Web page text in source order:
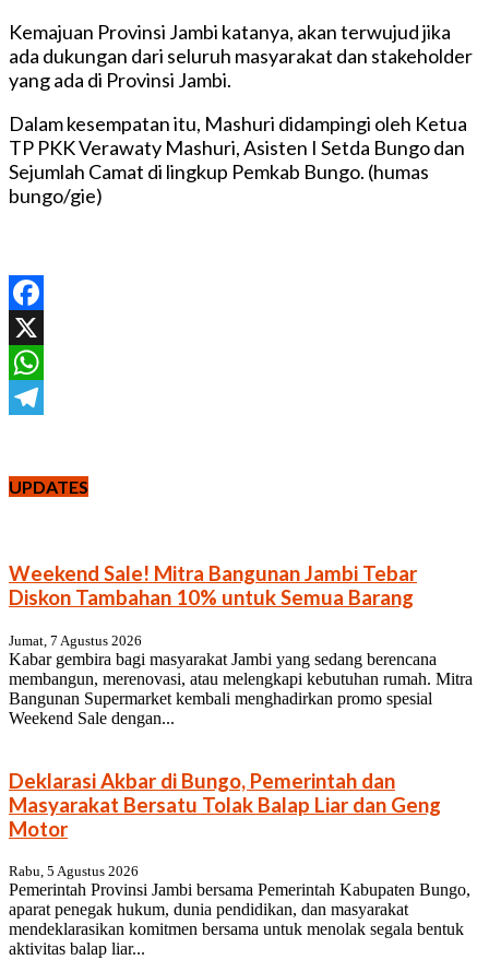
Kemajuan Provinsi Jambi katanya, akan terwujud jika
ada dukungan dari seluruh masyarakat dan stakeholder
yang ada di Provinsi Jambi.
Dalam kesempatan itu, Mashuri didampingi oleh Ketua
TP PKK Verawaty Mashuri, Asisten I Setda Bungo dan
Sejumlah Camat di lingkup Pemkab Bungo. (humas
bungo/gie)
Facebook
X
WhatsApp
UPDATES
Weekend Sale! Mitra Bangunan Jambi Tebar
Diskon Tambahan 10% untuk Semua Barang
Jumat, 7 Agustus 2026
Kabar gembira bagi masyarakat Jambi yang sedang berencana
membangun, merenovasi, atau melengkapi kebutuhan rumah. Mitra
Bangunan Supermarket kembali menghadirkan promo spesial
Weekend Sale dengan...
Deklarasi Akbar di Bungo, Pemerintah dan
Masyarakat Bersatu Tolak Balap Liar dan Geng
Motor
Rabu, 5 Agustus 2026
Pemerintah Provinsi Jambi bersama Pemerintah Kabupaten Bungo,
aparat penegak hukum, dunia pendidikan, dan masyarakat
mendeklarasikan komitmen bersama untuk menolak segala bentuk
aktivitas balap liar...